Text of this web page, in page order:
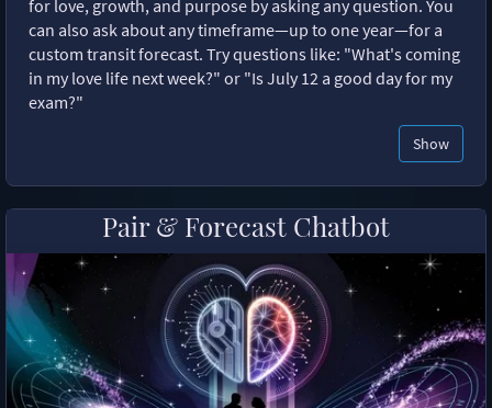
for love, growth, and purpose by asking any question. You
can also ask about any timeframe—up to one year—for a
custom transit forecast. Try questions like: "What's coming
in my love life next week?" or "Is July 12 a good day for my
exam?"
Show
Pair & Forecast Chatbot